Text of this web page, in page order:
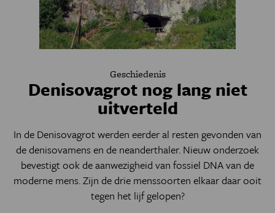
Geschiedenis
Denisovagrot nog lang niet
uitverteld
In de Denisovagrot werden eerder al resten gevonden van
de denisovamens en de neanderthaler. Nieuw onderzoek
bevestigt ook de aanwezigheid van fossiel DNA van de
moderne mens. Zijn de drie menssoorten elkaar daar ooit
tegen het lijf gelopen?